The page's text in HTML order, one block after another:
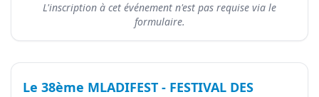
L'inscription à cet événement n'est pas requise via le
formulaire.
Le 38ème MLADIFEST - FESTIVAL DES